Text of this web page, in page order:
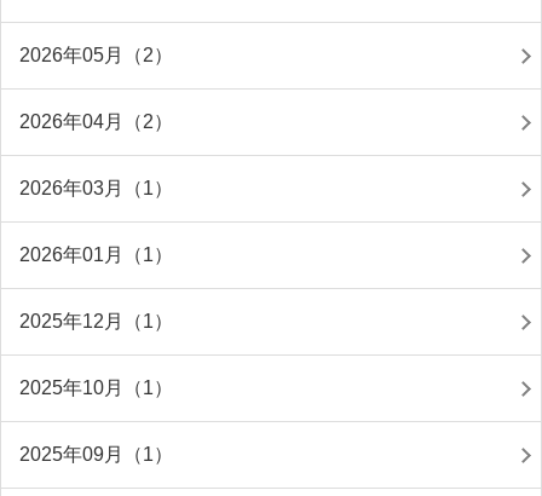
2026年05月（2）
2026年04月（2）
2026年03月（1）
2026年01月（1）
2025年12月（1）
2025年10月（1）
2025年09月（1）